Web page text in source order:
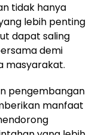
tidak hanya
lebih penting
dapat saling
demi
masyarakat.
pengembangan
manfaat